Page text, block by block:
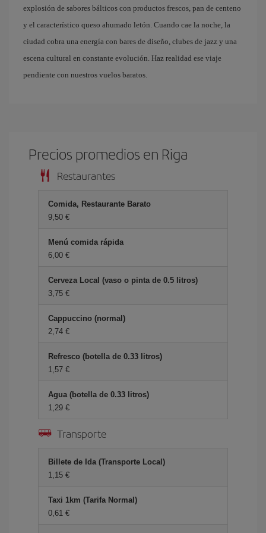
explosión de sabores bálticos con productos frescos, pan de centeno
y el característico queso ahumado letón. Cuando cae la noche, la
ciudad cobra una energía con bares de diseño, clubes de jazz y una
escena cultural en constante evolución. Haz realidad ese viaje
pendiente con nuestros vuelos baratos.
Precios promedios en Riga
Restaurantes
Comida, Restaurante Barato
9,50 €
Menú comida rápida
6,00 €
Cerveza Local (vaso o pinta de 0.5 litros)
3,75 €
Cappuccino (normal)
2,74 €
Refresco (botella de 0.33 litros)
1,57 €
Agua (botella de 0.33 litros)
1,29 €
Transporte
Billete de Ida (Transporte Local)
1,15 €
Taxi 1km (Tarifa Normal)
0,61 €